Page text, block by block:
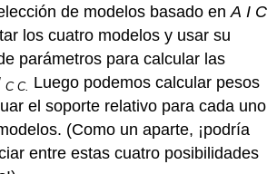
de modelos basado enA I C
los cuatro modelos y usar su
parámetros para calcular las
C C. Luego podemos calcular pesos
el soporte relativo para cada uno
(Como un aparte, ¡podría
entre estas cuatro posibilidades